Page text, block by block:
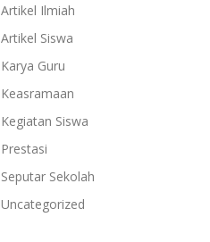
Artikel Ilmiah
Artikel Siswa
Karya Guru
Keasramaan
Kegiatan Siswa
Prestasi
Seputar Sekolah
Uncategorized